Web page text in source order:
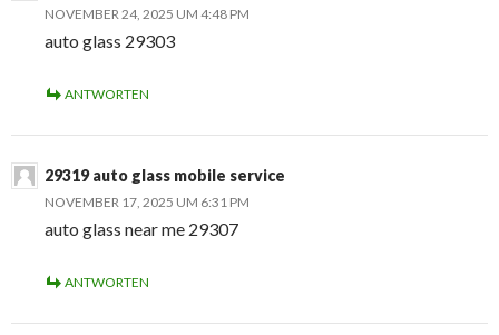
NOVEMBER 24, 2025 UM 4:48 PM
auto glass 29303
ANTWORTEN
29319 auto glass mobile service
NOVEMBER 17, 2025 UM 6:31 PM
auto glass near me 29307
ANTWORTEN